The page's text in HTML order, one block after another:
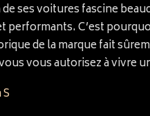
ses voitures fascine
performants. C’est
de la marque fait
vous autorisez à